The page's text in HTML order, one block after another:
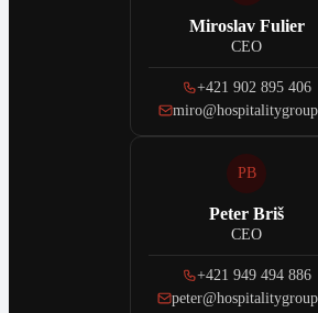
Miroslav Fulier
CEO
+421 902 895 406
PB
Peter Briš
CEO
+421 949 494 886